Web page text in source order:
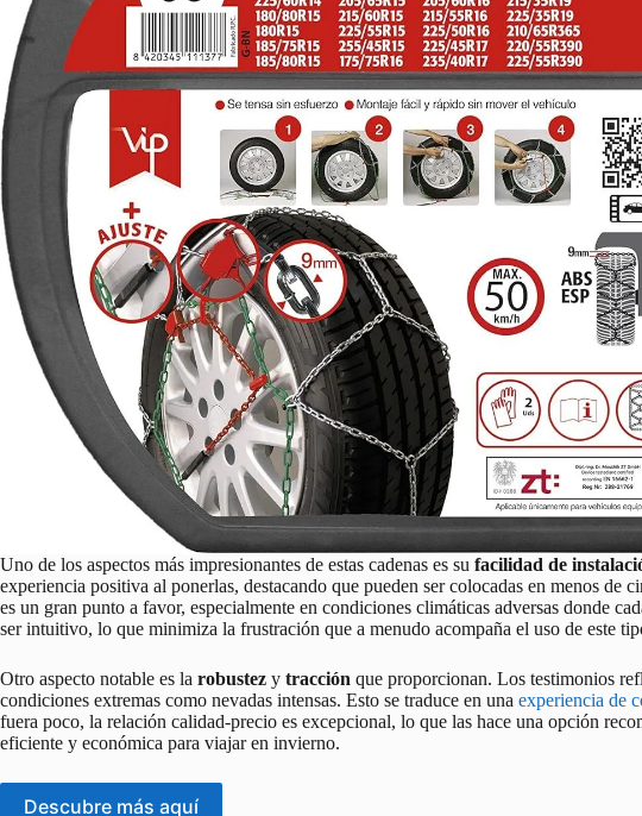
Uno de los aspectos más impresionantes de estas cadenas es su facilidad de
experiencia positiva al ponerlas, destacando que pueden ser colocadas en menos de
es un gran punto a favor, especialmente en condiciones climáticas adversas donde
ser intuitivo, lo que minimiza la frustración que a menudo acompaña el uso de este
Otro aspecto notable es la robustez y tracción que proporcionan. Los testimonios
condiciones extremas como nevadas intensas. Esto se traduce en una experiencia de
fuera poco, la relación calidad-precio es excepcional, lo que las hace una opción
eficiente y económica para viajar en invierno.
Descubre más aquí